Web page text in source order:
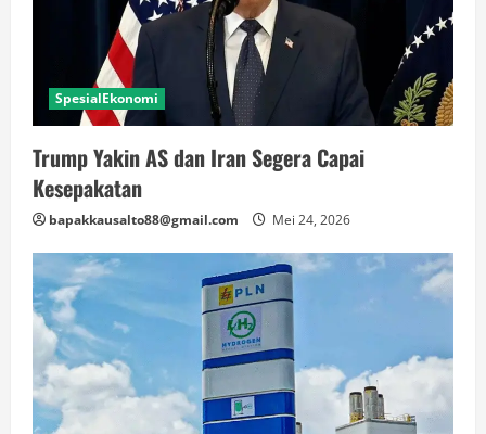
SpesialEkonomi
Trump Yakin AS dan Iran Segera Capai
Kesepakatan
bapakkausalto88@gmail.com Mei 24, 2026